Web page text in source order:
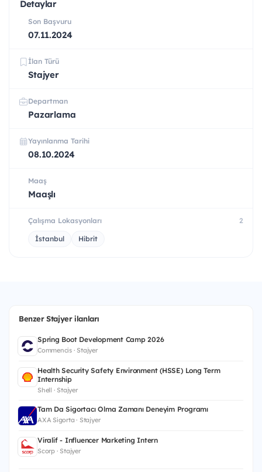
Detaylar
Son Başvuru
07.11.2024
İlan Türü
Stajyer
Departman
Pazarlama
Yayınlanma Tarihi
08.10.2024
Maaş
Maaşlı
Çalışma Lokasyonları 2
İstanbul Hibrit
Benzer Stajyer ilanları
Spring Boot Development Camp 2026
Commencis · Stajyer
Health Security Safety Environment (HSSE) Long Term
Internship
Shell · Stajyer
Tam Da Sigortacı Olma Zamanı Deneyim Programı
AXA Sigorta · Stajyer
Viralif - Influencer Marketing Intern
Scorp · Stajyer